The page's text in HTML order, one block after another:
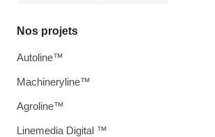
Nos projets
Autoline™
Machineryline™
Agroline™
Linemedia Digital ™